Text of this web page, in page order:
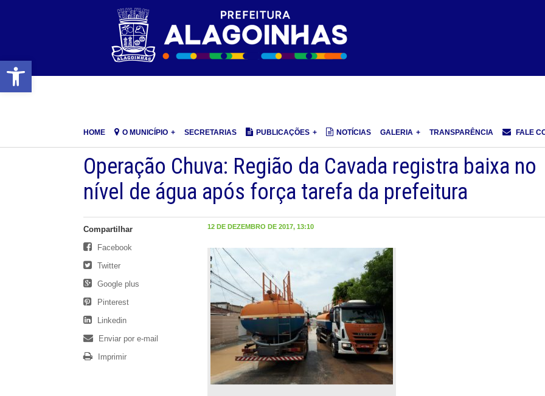
Barra de Ferramentas Aberta
HOME O MUNICÍPIO SECRETARIAS PUBLICAÇÕES NOTÍCIAS GALERIA TRANSPARÊNCIA FALE
Operação Chuva: Região da Cavada registra baixa no
nível de água após força tarefa da prefeitura
12 DE DEZEMBRO DE 2017, 13:10
Compartilhar
Facebook
Twitter
Google plus
Pinterest
Linkedin
Enviar por e-mail
Imprimir